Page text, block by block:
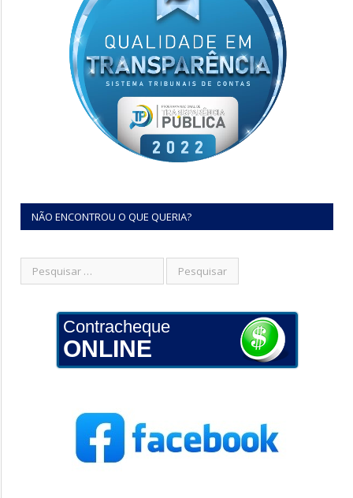
NÃO ENCONTROU O QUE QUERIA?
Contracheque
ONLINE